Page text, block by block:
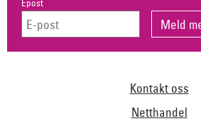
Epost
Kontakt oss
Netthandel